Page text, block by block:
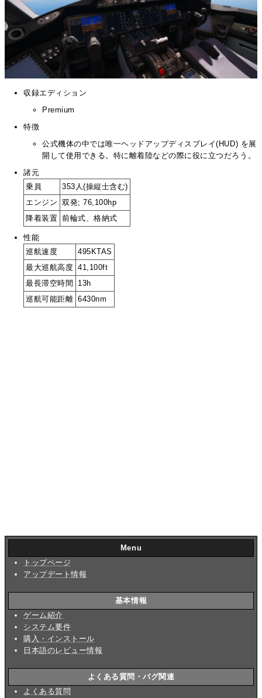
収録エディション
Premium
特徴
公式機体の中では唯一ヘッドアップディスプレイ(HUD) を展
開して使用できる。特に離着陸などの際に役に立つだろう。
諸元
乗員
353人(操縦士含む)
エンジン 双発; 76,100hp
降着装置 前輪式、格納式
性能
巡航速度
495KTAS
最大巡航高度 41,100ft
最長滞空時間
13h
巡航可能距離 6430nm
Menu
トップページ
アップデート情報
基本情報
ゲーム紹介
システム要件
購入・インストール
日本語のレビュー情報
よくある質問・バグ関連
よくある質問